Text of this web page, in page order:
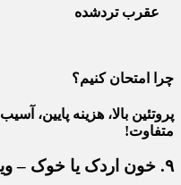
عقرب تردشده
چرا امتحان کنیم؟
پروتئین بالا، هزینه پایین،
متفاوت!
۹. خون اردک یا خوک – ویتنام و چین